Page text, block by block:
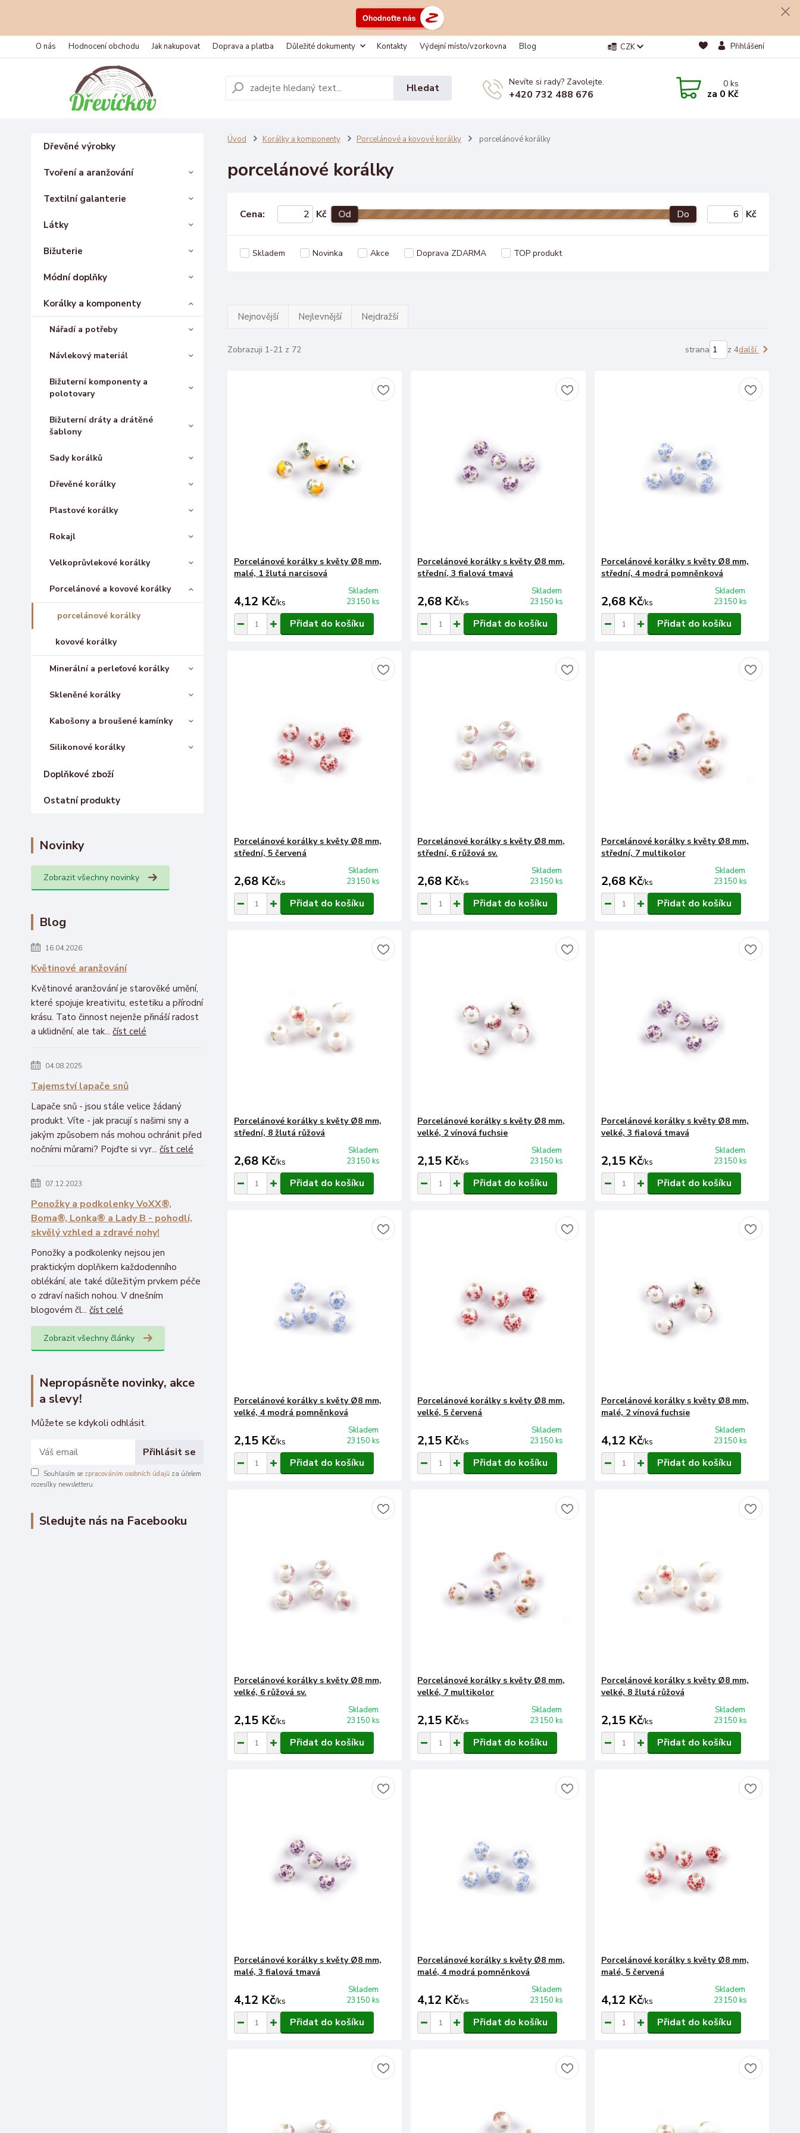
O nás Hodnocení obchodu Jak nakupovat Doprava a platba Důležité dokumenty Kontakty Výdejní místo/vzorkovna Blog CZK Přihlášení
Hledat Nevíte si rady? Zavolejte.
+420 732 488 676
0ks
za 0 Kč
Dřevěné výrobky
Tvoření a aranžování
Textilní galanterie
Látky
Bižuterie
Módní doplňky
Korálky a komponenty
Nářadí a potřeby
Návlekový materiál
Bižuterní komponenty a
polotovary
Bižuterní dráty a drátěné
šablony
Sady korálků
Dřevěné korálky
Plastové korálky
Rokajl
Velkoprůvlekové korálky
Porcelánové a kovové korálky
porcelánové korálky
kovové korálky
Minerální a perleťové korálky
Skleněné korálky
Kabošony a broušené kamínky
Silikonové korálky
Doplňkové zboží
Ostatní produkty
Novinky
Zobrazit všechny novinky
Blog
16.04.2026
Květinové aranžování
Květinové aranžování je starověké umění,
které spojuje kreativitu, estetiku a přírodní
krásu. Tato činnost nejenže přináší radost
a uklidnění, ale tak... číst celé
04.08.2025
Tajemství lapače snů
Lapače snů - jsou stále velice žádaný
produkt. Víte - jak pracují s našimi sny a
jakým způsobem nás mohou ochránit před
nočními můrami? Pojďte si vyr... číst celé
07.12.2023
Ponožky a podkolenky VoXX®,
Boma®, Lonka® a Lady B - pohodlí,
skvělý vzhled a zdravé nohy!
Ponožky a podkolenky nejsou jen
praktickým doplňkem každodenního
oblékání, ale také důležitým prvkem péče
o zdraví našich nohou. V dnešním
blogovém čl... číst celé
Zobrazit všechny články
Nepropásněte novinky, akce
a slevy!
Můžete se kdykoli odhlásit.
Přihlásit se
Souhlasím se zpracováním osobních údajů za účelem
rozesílky newsletteru.
Sledujte nás na Facebooku
Úvod Korálky a komponenty Porcelánové a kovové korálky porcelánové korálky
porcelánové korálky
Cena: Kč Od Do Kč
Skladem Novinka Akce Doprava ZDARMA TOP produkt
Nejnovější Nejlevnější Nejdražší
Zobrazuji 1-21 z 72 strana z 4další
Porcelánové korálky s květy Ø8 mm,
malé, 1 žlutá narcisová
4,12 Kč/ks
Skladem
23150 ks
Přidat do košíku
Porcelánové korálky s květy Ø8 mm,
střední, 3 fialová tmavá
2,68 Kč/ks
Skladem
23150 ks
Přidat do košíku
Porcelánové korálky s květy Ø8 mm,
střední, 4 modrá pomněnková
2,68 Kč/ks
Skladem
23150 ks
Přidat do košíku
Porcelánové korálky s květy Ø8 mm,
střední, 5 červená
2,68 Kč/ks
Skladem
23150 ks
Přidat do košíku
Porcelánové korálky s květy Ø8 mm,
střední, 6 růžová sv.
2,68 Kč/ks
Skladem
23150 ks
Přidat do košíku
Porcelánové korálky s květy Ø8 mm,
střední, 7 multikolor
2,68 Kč/ks
Skladem
23150 ks
Přidat do košíku
Porcelánové korálky s květy Ø8 mm,
střední, 8 žlutá růžová
2,68 Kč/ks
Skladem
23150 ks
Přidat do košíku
Porcelánové korálky s květy Ø8 mm,
velké, 2 vínová fuchsie
2,15 Kč/ks
Skladem
23150 ks
Přidat do košíku
Porcelánové korálky s květy Ø8 mm,
velké, 3 fialová tmavá
2,15 Kč/ks
Skladem
23150 ks
Přidat do košíku
Porcelánové korálky s květy Ø8 mm,
velké, 4 modrá pomněnková
2,15 Kč/ks
Skladem
23150 ks
Přidat do košíku
Porcelánové korálky s květy Ø8 mm,
velké, 5 červená
2,15 Kč/ks
Skladem
23150 ks
Přidat do košíku
Porcelánové korálky s květy Ø8 mm,
malé, 2 vínová fuchsie
4,12 Kč/ks
Skladem
23150 ks
Přidat do košíku
Porcelánové korálky s květy Ø8 mm,
velké, 6 růžová sv.
2,15 Kč/ks
Skladem
23150 ks
Přidat do košíku
Porcelánové korálky s květy Ø8 mm,
velké, 7 multikolor
2,15 Kč/ks
Skladem
23150 ks
Přidat do košíku
Porcelánové korálky s květy Ø8 mm,
velké, 8 žlutá růžová
2,15 Kč/ks
Skladem
23150 ks
Přidat do košíku
Porcelánové korálky s květy Ø8 mm,
malé, 3 fialová tmavá
4,12 Kč/ks
Skladem
23150 ks
Přidat do košíku
Porcelánové korálky s květy Ø8 mm,
malé, 4 modrá pomněnková
4,12 Kč/ks
Skladem
23150 ks
Přidat do košíku
Porcelánové korálky s květy Ø8 mm,
malé, 5 červená
4,12 Kč/ks
Skladem
23150 ks
Přidat do košíku